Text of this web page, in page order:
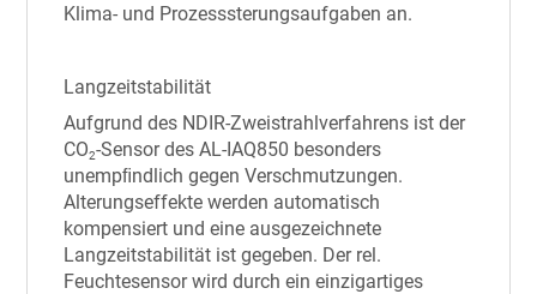
Klima- und Prozesssterungsaufgaben an.
Langzeitstabilität
Aufgrund des NDIR-Zweistrahlverfahrens ist der
CO2-Sensor des AL-IAQ850 besonders
unempﬁndlich gegen Verschmutzungen.
Alterungseffekte werden automatisch
kompensiert und eine ausgezeichnete
Langzeitstabilität ist gegeben. Der rel.
Feuchtesensor wird durch ein einzigartiges